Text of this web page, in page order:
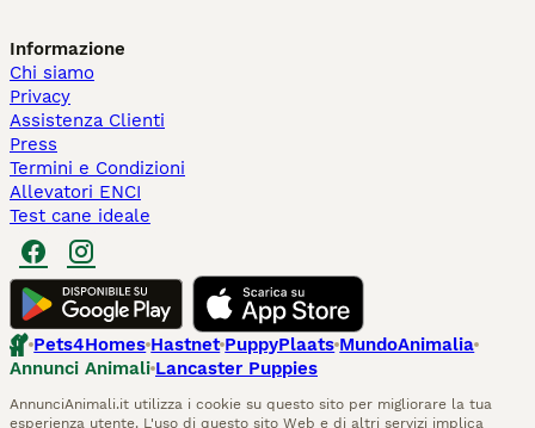
Informazione
Chi siamo
Privacy
Assistenza Clienti
Press
Termini e Condizioni
Allevatori ENCI
Test cane ideale
Pets4Homes Hastnet PuppyPlaats MundoAnimalia
Annunci Animali Lancaster Puppies
AnnunciAnimali.it utilizza i cookie su questo sito per migliorare la tua
esperienza utente. L'uso di questo sito Web e di altri servizi implica